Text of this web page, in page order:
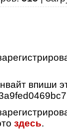
впиши
здесь.